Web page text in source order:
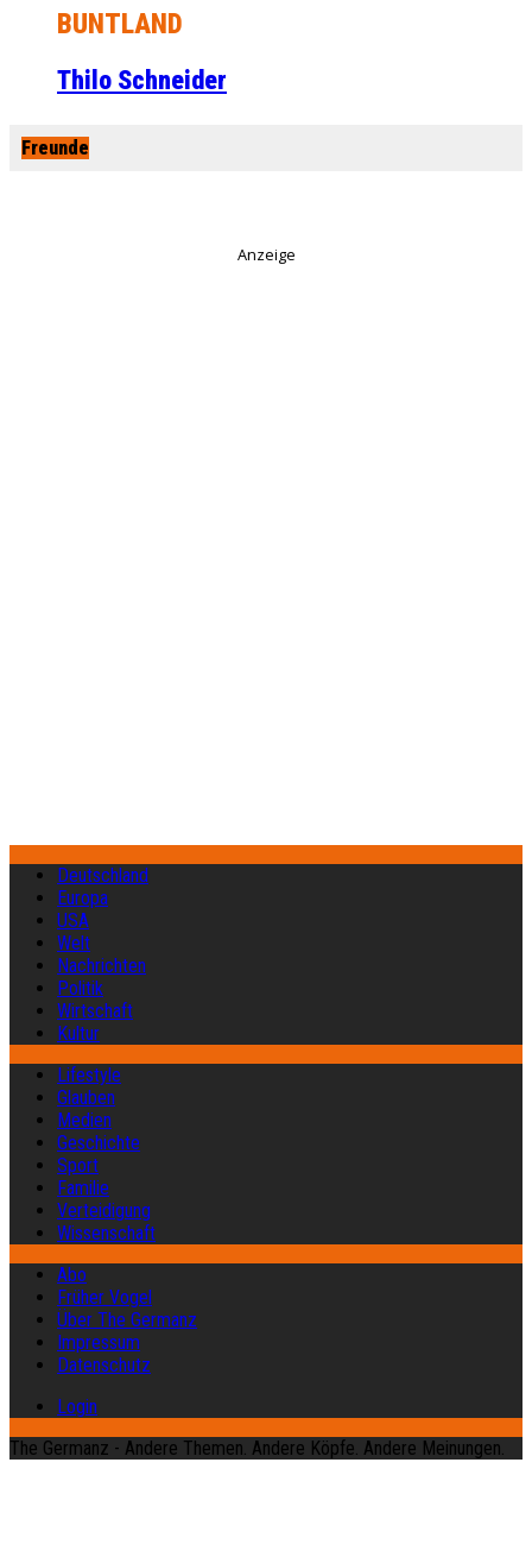
BUNTLAND
Thilo Schneider
Freunde
Anzeige
Deutschland
Europa
USA
Welt
Nachrichten
Politik
Wirtschaft
Kultur
Lifestyle
Glauben
Medien
Geschichte
Sport
Familie
Verteidigung
Wissenschaft
Abo
Früher Vogel
Über The Germanz
Impressum
Datenschutz
Login
The Germanz - Andere Themen. Andere Köpfe. Andere Meinungen.